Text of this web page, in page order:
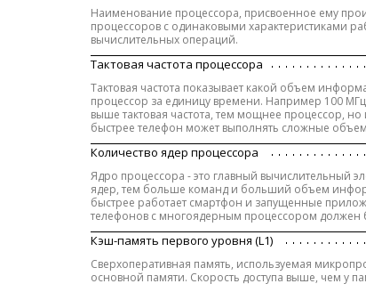
Наименование процессора, присвоенное ему
процессоров с одинаковыми характеристиками
вычислительных операций.
Тактовая частота процессора
Тактовая частота показывает какой объем
процессор за единицу времени. Например 100
выше тактовая частота, тем мощнее процессор,
быстрее телефон может выполнять сложные
Количество ядер процессора
Ядро процессора - это главный вычислительный
ядер, тем больше команд и больший объем
быстрее работает смартфон и запущенные
телефонов с многоядерным процессором должен
Кэш-память первого уровня (L1)
Сверхоперативная память, используемая
основной памяти. Скорость доступа выше, чем у